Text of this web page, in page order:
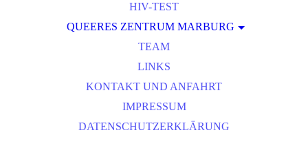
HIV-TEST
QUEERES ZENTRUM MARBURG
LSBT*IQ-NETZWERKSTELLE
QUEERES ARCHIV MARBURG
SCHWULE / MSM
TEAM
LINKS
KONTAKT UND ANFAHRT
IMPRESSUM
DATENSCHUTZERKLÄRUNG